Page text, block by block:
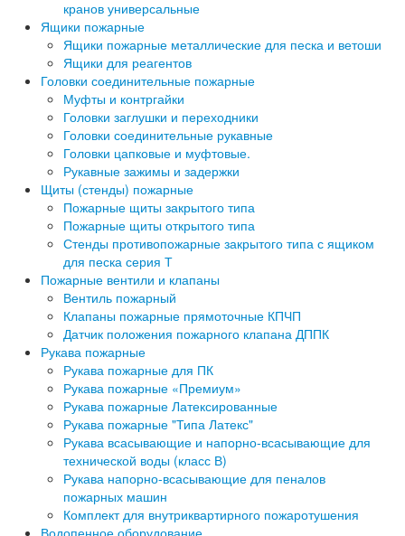
кранов универсальные
Ящики пожарные
Ящики пожарные металлические для песка и ветоши
Ящики для реагентов
Головки соединительные пожарные
Муфты и контргайки
Головки заглушки и переходники
Головки соединительные рукавные
Головки цапковые и муфтовые.
Рукавные зажимы и задержки
Щиты (стенды) пожарные
Пожарные щиты закрытого типа
Пожарные щиты открытого типа
Стенды противопожарные закрытого типа с ящиком
для песка серия Т
Пожарные вентили и клапаны
Вентиль пожарный
Клапаны пожарные прямоточные КПЧП
Датчик положения пожарного клапана ДППК
Рукава пожарные
Рукава пожарные для ПК
Рукава пожарные «Премиум»
Рукава пожарные Латексированные
Рукава пожарные "Типа Латекс"
Рукава всасывающие и напорно-всасывающие для
технической воды (класс В)
Рукава напорно-всасывающие для пеналов
пожарных машин
Комплект для внутриквартирного пожаротушения
Водопенное оборудование